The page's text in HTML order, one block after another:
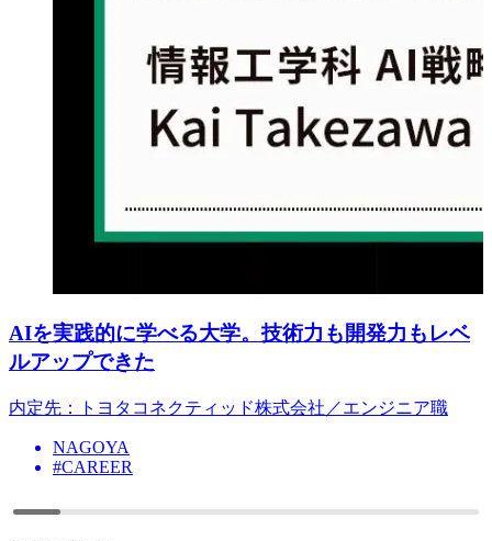
AIを実践的に学べる大学。技術力も開発力もレベ
ルアップできた
内定先：トヨタコネクティッド株式会社／エンジニア職
NAGOYA
#CAREER